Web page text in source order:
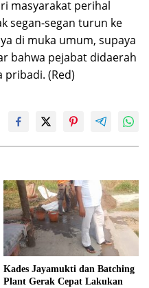
masyarakat perihal
segan-segan turun ke
di muka umum, supaya
bahwa pejabat didaerah
(Red)
Kades Jayamukti dan Batching
Plant Gerak Cepat Lakukan